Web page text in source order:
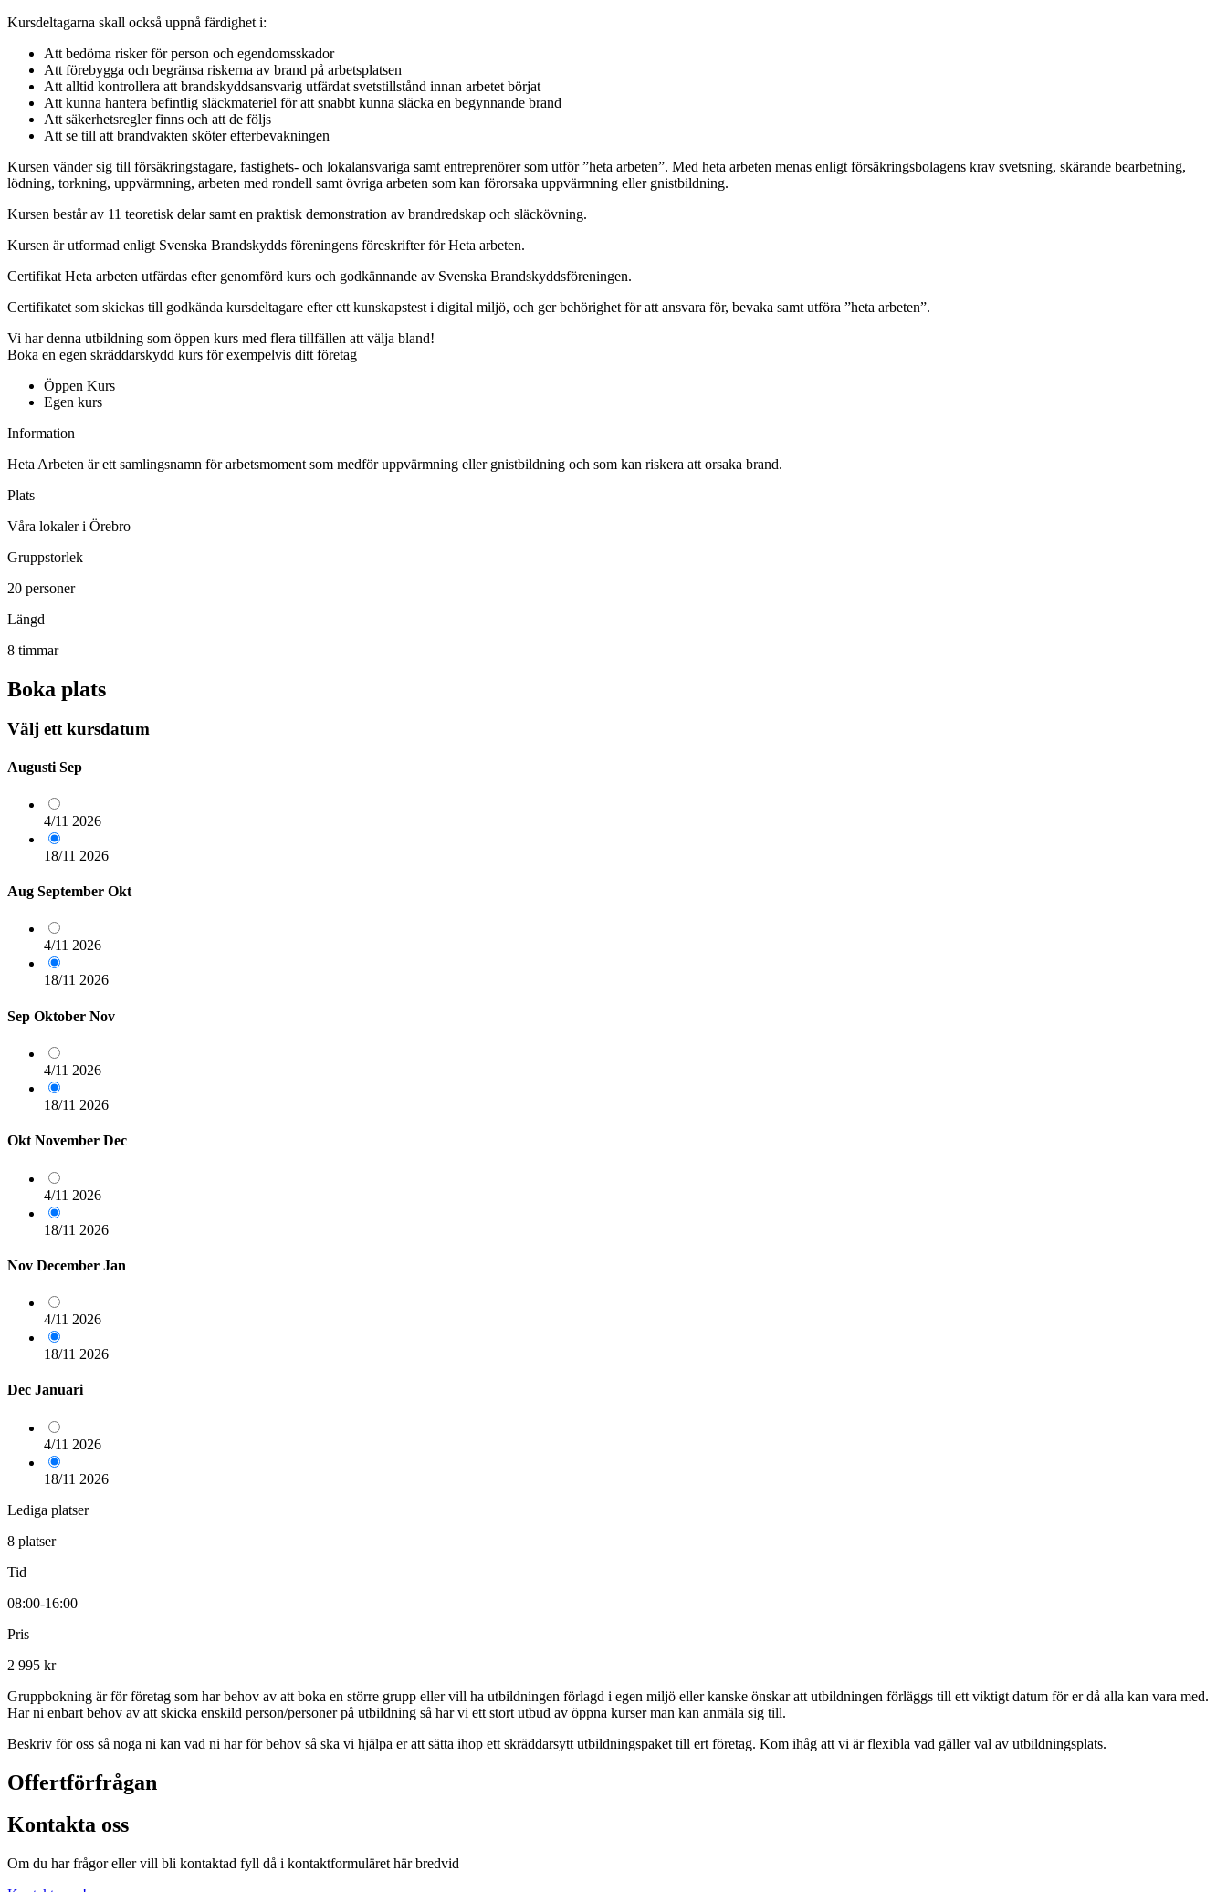
Kursdeltagarna skall också uppnå färdighet i:
Att bedöma risker för person och egendomsskador
Att förebygga och begränsa riskerna av brand på arbetsplatsen
Att alltid kontrollera att brandskyddsansvarig utfärdat svetstillstånd innan arbetet börjat
Att kunna hantera befintlig släckmateriel för att snabbt kunna släcka en begynnande brand
Att säkerhetsregler finns och att de följs
Att se till att brandvakten sköter efterbevakningen
Kursen vänder sig till försäkringstagare, fastighets- och lokalansvariga samt entreprenörer som utför ”heta arbeten”. Med heta arbeten menas enligt försäkringsbolagens krav svetsning, skärande bearbetning,
lödning, torkning, uppvärmning, arbeten med rondell samt övriga arbeten som kan förorsaka uppvärmning eller gnistbildning.
Kursen består av 11 teoretisk delar samt en praktisk demonstration av brandredskap och släckövning.
Kursen är utformad enligt Svenska Brandskydds föreningens föreskrifter för Heta arbeten.
Certifikat Heta arbeten utfärdas efter genomförd kurs och godkännande av Svenska Brandskyddsföreningen.
Certifikatet som skickas till godkända kursdeltagare efter ett kunskapstest i digital miljö, och ger behörighet för att ansvara för, bevaka samt utföra ”heta arbeten”.
Vi har denna utbildning som öppen kurs med flera tillfällen att välja bland!
Boka en egen skräddarskydd kurs för exempelvis ditt företag
Öppen Kurs
Egen kurs
Information
Heta Arbeten är ett samlingsnamn för arbetsmoment som medför uppvärmning eller gnistbildning och som kan riskera att orsaka brand.
Plats
Våra lokaler i Örebro
Gruppstorlek
20 personer
Längd
8 timmar
Boka plats
Välj ett kursdatum
Augusti Sep
4/11 2026
18/11 2026
Aug September Okt
4/11 2026
18/11 2026
Sep Oktober Nov
4/11 2026
18/11 2026
Okt November Dec
4/11 2026
18/11 2026
Nov December Jan
4/11 2026
18/11 2026
Dec Januari
4/11 2026
18/11 2026
Lediga platser
8 platser
Tid
08:00-16:00
Pris
2 995 kr
Gruppbokning är för företag som har behov av att boka en större grupp eller vill ha utbildningen förlagd i egen miljö eller kanske önskar att utbildningen förläggs till ett viktigt datum för er då alla kan vara med.
Har ni enbart behov av att skicka enskild person/personer på utbildning så har vi ett stort utbud av öppna kurser man kan anmäla sig till.
Beskriv för oss så noga ni kan vad ni har för behov så ska vi hjälpa er att sätta ihop ett skräddarsytt utbildningspaket till ert företag. Kom ihåg att vi är flexibla vad gäller val av utbildningsplats.
Offertförfrågan
Kontakta oss
Om du har frågor eller vill bli kontaktad fyll då i kontaktformuläret här bredvid